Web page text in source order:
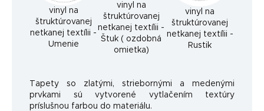
vinyl na
štruktúrovanej
netkanej textílii -
Umenie
vinyl na
štruktúrovanej
netkanej textílii -
Štuk ( ozdobná
omietka)
vinyl na
štruktúrovanej
netkanej textílii -
Rustik
Tapety so zlatými, striebornými a medenými
prvkami sú vytvorené vytlačením textúry
príslušnou farbou do materiálu.